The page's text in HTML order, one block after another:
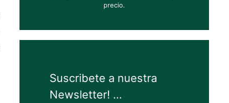
precio.
Suscribete a nuestra
Newsletter! ...